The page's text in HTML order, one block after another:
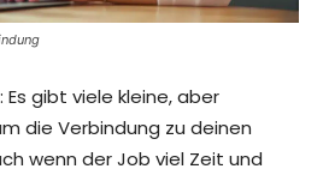
gibt viele kleine, aber
die Verbindung zu deinen
wenn der Job viel Zeit und